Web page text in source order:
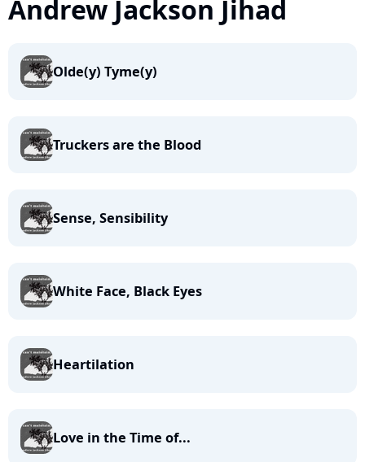
Andrew Jackson Jihad
Olde(y) Tyme(y)
Truckers are the Blood
Sense, Sensibility
White Face, Black Eyes
Heartilation
Love in the Time of...